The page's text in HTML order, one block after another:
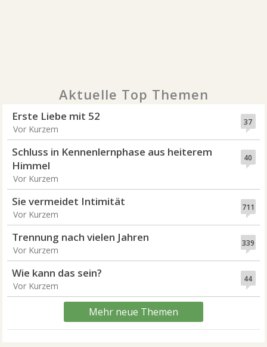
Aktuelle Top Themen
37
Erste Liebe mit 52
Vor Kurzem
40
Schluss in Kennenlernphase aus heiterem
Himmel
Vor Kurzem
711
Sie vermeidet Intimität
Vor Kurzem
339
Trennung nach vielen Jahren
Vor Kurzem
44
Wie kann das sein?
Vor Kurzem
Mehr neue Themen